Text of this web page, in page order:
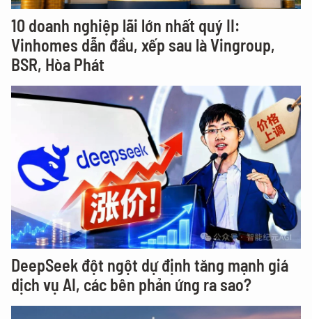
10 doanh nghiệp lãi lớn nhất quý II:
Vinhomes dẫn đầu, xếp sau là Vingroup,
BSR, Hòa Phát
DeepSeek đột ngột dự định tăng mạnh giá
dịch vụ AI, các bên phản ứng ra sao?